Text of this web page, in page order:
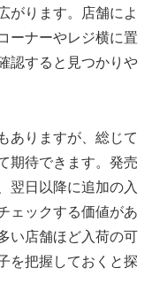
がります。店舗によ
ーナーやレジ横に置
認すると見つかりや
ありますが、総じて
期待できます。発売
翌日以降に追加の入
ェックする価値があ
い店舗ほど入荷の可
を把握しておくと探